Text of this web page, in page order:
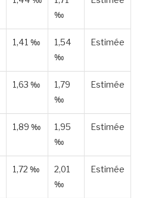
‰
1,41 ‰
1,54
‰
Estimée
1,63 ‰
1,79
‰
Estimée
1,89 ‰
1,95
‰
Estimée
1,72 ‰
2,01
‰
Estimée